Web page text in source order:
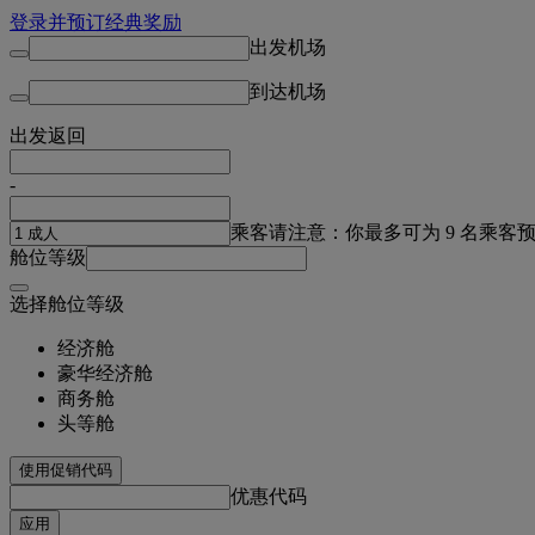
登录并预订经典奖励
出发机场
到达机场
出发返回
-
乘客请注意：你最多可为 9 名乘客
舱位等级
选择舱位等级
经济舱
豪华经济舱
商务舱
头等舱
使用促销代码
优惠代码
应用